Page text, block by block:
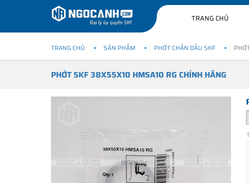
TRANG CHỦ
TRANG CHỦ SẢN PHẨM PHỚT CHẮN DẦU SKF
PHỚT SKF 38X55X10 HMSA10 RG CHÍNH HÃNG